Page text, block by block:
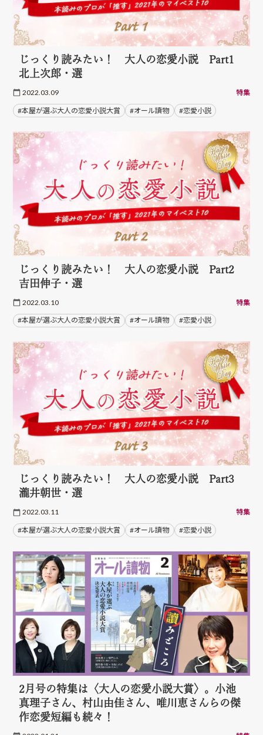
じっくり読みたい！ 大人の恋愛小説 Part1
北上次郎・選
2022.03.09 特集
#本屋が選ぶ大人の恋愛小説大賞 #オール讀物 #恋愛小説
じっくり読みたい！ 大人の恋愛小説 Part2
吉田伸子・選
2022.03.10 特集
#本屋が選ぶ大人の恋愛小説大賞 #オール讀物 #恋愛小説
じっくり読みたい！ 大人の恋愛小説 Part3
瀧井朝世・選
2022.03.11 特集
#本屋が選ぶ大人の恋愛小説大賞 #オール讀物 #恋愛小説
2月号の特集は〈大人の恋愛小説大賞〉。小池
真理子さん、村山由佳さん、唯川恵さんらの傑
作恋愛短編も続々！